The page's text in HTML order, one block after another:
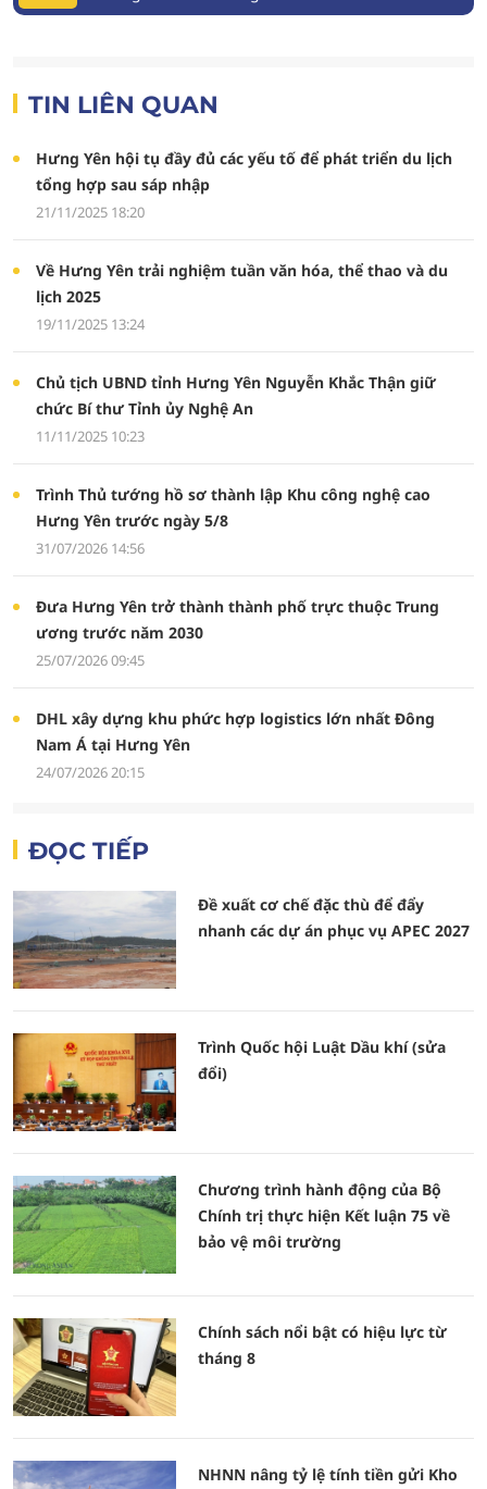
TIN LIÊN QUAN
Hưng Yên hội tụ đầy đủ các yếu tố để phát triển du lịch
tổng hợp sau sáp nhập
21/11/2025 18:20
Về Hưng Yên trải nghiệm tuần văn hóa, thể thao và du
lịch 2025
19/11/2025 13:24
Chủ tịch UBND tỉnh Hưng Yên Nguyễn Khắc Thận giữ
chức Bí thư Tỉnh ủy Nghệ An
11/11/2025 10:23
Trình Thủ tướng hồ sơ thành lập Khu công nghệ cao
Hưng Yên trước ngày 5/8
31/07/2026 14:56
Đưa Hưng Yên trở thành thành phố trực thuộc Trung
ương trước năm 2030
25/07/2026 09:45
DHL xây dựng khu phức hợp logistics lớn nhất Đông
Nam Á tại Hưng Yên
24/07/2026 20:15
ĐỌC TIẾP
Đề xuất cơ chế đặc thù để đẩy
nhanh các dự án phục vụ APEC 2027
Trình Quốc hội Luật Dầu khí (sửa
đổi)
Chương trình hành động của Bộ
Chính trị thực hiện Kết luận 75 về
bảo vệ môi trường
Chính sách nổi bật có hiệu lực từ
tháng 8
NHNN nâng tỷ lệ tính tiền gửi Kho